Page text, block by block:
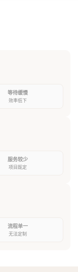
等待缓慢
效率低下
服务较少
项目既定
流程单一
无法定制